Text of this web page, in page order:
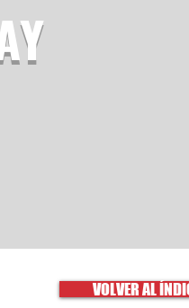
VOLVER AL